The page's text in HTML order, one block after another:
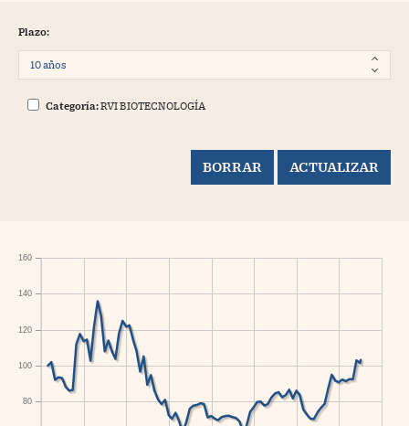
Plazo:
Categoría:RVI BIOTECNOLOGÍA
80
100
120
140
160